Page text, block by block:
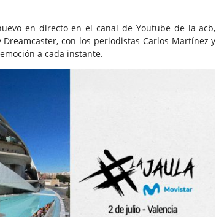
en directo en el canal de Youtube de la acb,
con los periodistas Carlos Martínez y
a cada instante.